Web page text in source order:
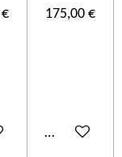
panier
175,00 €
Ajouter au